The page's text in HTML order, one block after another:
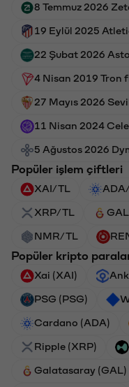
8 Temmuz 2026
19 Eylül 2025
22 Şubat 2026
4 Nisan 2019 Tron
27 Mayıs 2026
11 Nisan 2024
5 Ağustos 2026
Popüler işlem çiftleri
XAI/TL
XRP/TL
NMR/TL
Popüler kripto
Xai (XAI)
PSG (PSG)
Cardano (ADA)
Ripple (XRP)
Galatasaray (GAL)